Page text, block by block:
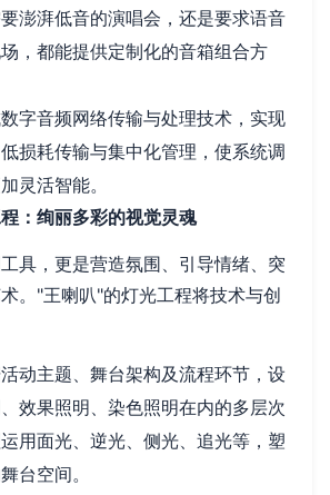
澎湃低音的演唱会，还是要求语音
，都能提供定制化的音箱组合方
数字音频网络传输与处理技术，实现
损耗传输与集中化管理，使系统调
灵活智能。
：绚丽多彩的视觉灵魂
具，更是营造氛围、引导情绪、突
。"王喇叭"的灯光工程将技术与创
活动主题、舞台架构及流程环节，设
效果照明、染色照明在内的多层次
用面光、逆光、侧光、追光等，塑
台空间。